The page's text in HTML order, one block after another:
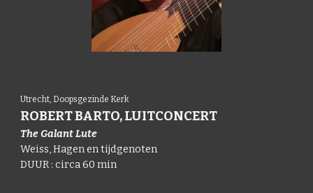
Utrecht, Doopsgezinde Kerk
ROBERT BARTO, LUITCONCERT
The Galant Lute
Weiss, Hagen en tijdgenoten
DUUR : circa 60 min